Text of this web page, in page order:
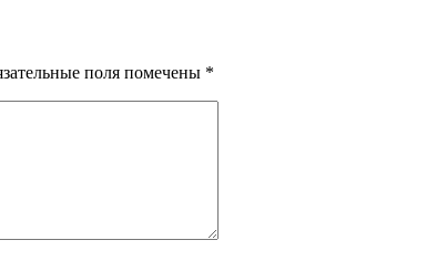
поля помечены *